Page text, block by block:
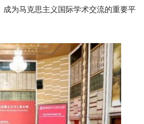
为马克思主义国际学术交流的重要平